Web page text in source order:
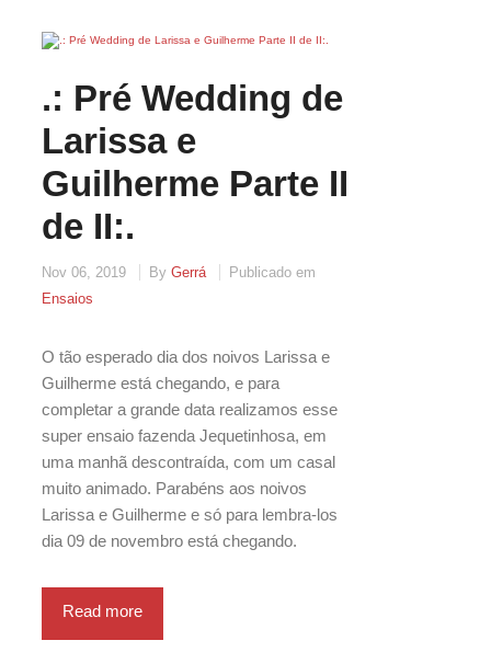
.: Pré Wedding de
Larissa e
Guilherme Parte II
de II:.
Nov 06, 2019 By Gerrá
Publicado em
Ensaios
O tão esperado dia dos noivos Larissa e
Guilherme está chegando, e para
completar a grande data realizamos esse
super ensaio fazenda Jequetinhosa, em
uma manhã descontraída, com um casal
muito animado. Parabéns aos noivos
Larissa e Guilherme e só para lembra-los
dia 09 de novembro está chegando.
Read more